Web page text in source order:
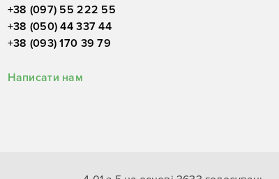
+38 (097) 55 222 55
+38 (050) 44 337 44
+38 (093) 170 39 79
Написати нам